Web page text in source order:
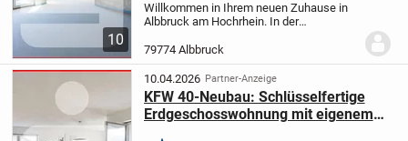
10
Willkommen in Ihrem neuen Zuhause in
Albbruck am Hochrhein. In der
Ende 2026 ein modernes
Mehrfamilienhaus mit insgesamt sechs
hochwertigen Eigentumswohnungen.
Das...
79774 Albbruck
10.04.2026 Partner-Anzeige
KFW 40-Neubau: Schlüsselfertige
Erdgeschosswohnung mit eigenem